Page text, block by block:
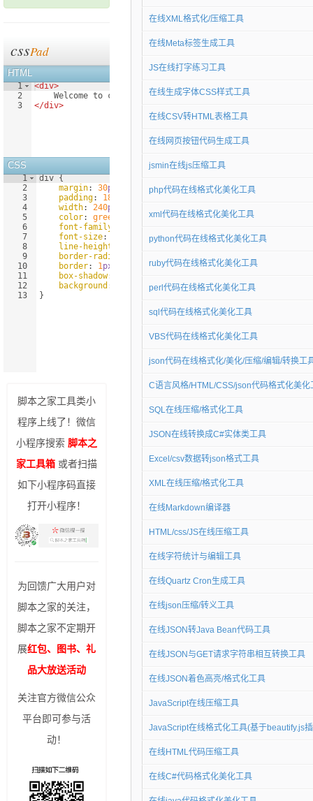
在线XML格式化/压缩工具
在线Meta标签生成工具
JS在线打字练习工具
在线生成字体CSS样式工具
在线CSV转HTML表格工具
在线网页按钮代码生成工具
jsmin在线js压缩工具
php代码在线格式化美化工具
xml代码在线格式化美化工具
python代码在线格式化美化工具
ruby代码在线格式化美化工具
perl代码在线格式化美化工具
sql代码在线格式化美化工具
VBS代码在线格式化美化工具
json代码在线格式化/美化/压缩/编辑/转换工
C语言风格/HTML/CSS/json代码格式化美化
SQL在线压缩/格式化工具
JSON在线转换成C#实体类工具
Excel/csv数据转json格式工具
XML在线压缩/格式化工具
在线Markdown编译器
HTML/css/JS在线压缩工具
在线字符统计与编辑工具
在线Quartz Cron生成工具
在线json压缩/转义工具
在线JSON转Java Bean代码工具
在线JSON与GET请求字符串相互转换工具
在线JSON着色高亮/格式化工具
JavaScript在线压缩工具
JavaScript在线格式化工具(基于beautify.js
在线HTML代码压缩工具
在线C#代码格式化美化工具
脚本之家工具类小
程序上线了！微信
小程序搜索 脚本之
家工具箱或者扫描
如下小程序码直接
打开小程序！
为回馈广大用户对
脚本之家的关注，
脚本之家不定期开
展红包、图书、礼
品大放送活动
关注官方微信公众
平台即可参与活
动！